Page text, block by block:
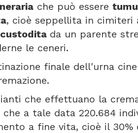
che può essere
, cioè seppellita in cimiteri
custodita da un parente
le ceneri.
finale dell'urna
che effettuano la
che a tale data 220.684
a fine vita, cioè il 30%